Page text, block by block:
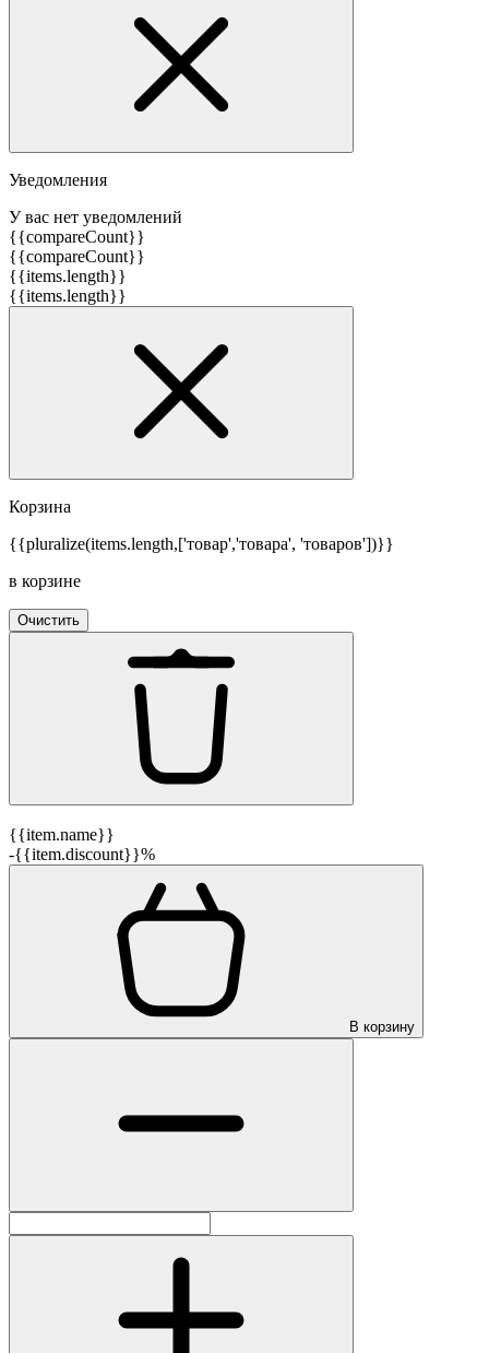
Уведомления
У вас нет уведомлений
{{compareCount}}
{{compareCount}}
{{items.length}}
{{items.length}}
Корзина
{{pluralize(items.length,['товар','товара', 'товаров'])}}
в корзине
Очистить
{{item.name}}
-{{item.discount}}%
В корзину